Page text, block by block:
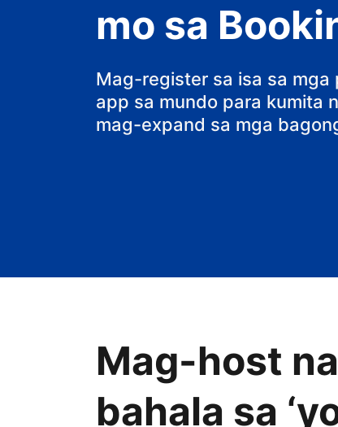
guest house
bed and
mo sa
Mag-register sa isa sa
app sa mundo para kumita
mag-expand sa mga
Mag-host
bahala sa